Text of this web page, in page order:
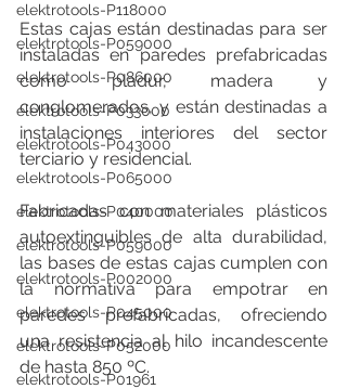
elektrotools-P118000
elektrotools-P059000
elektrotools-P086000
elektrotools-P033000
elektrotools-P043000
elektrotools-P065000
elektrotools-P040000
elektrotools-P059000
elektrotools-P002000
elektrotools-P045000
elektrotools-P052000
elektrotools-P01961
Estas cajas están destinadas para ser
instaladas en paredes prefabricadas
como pladur, madera y
conglomerados, y están destinadas a
instalaciones interiores del sector
terciario y residencial.
Fabricadas con materiales plásticos
autoextinguibles de alta durabilidad,
las bases de estas cajas cumplen con
la normativa para empotrar en
paredes prefabricadas, ofreciendo
una resistencia al hilo incandescente
de hasta 850 ºC.